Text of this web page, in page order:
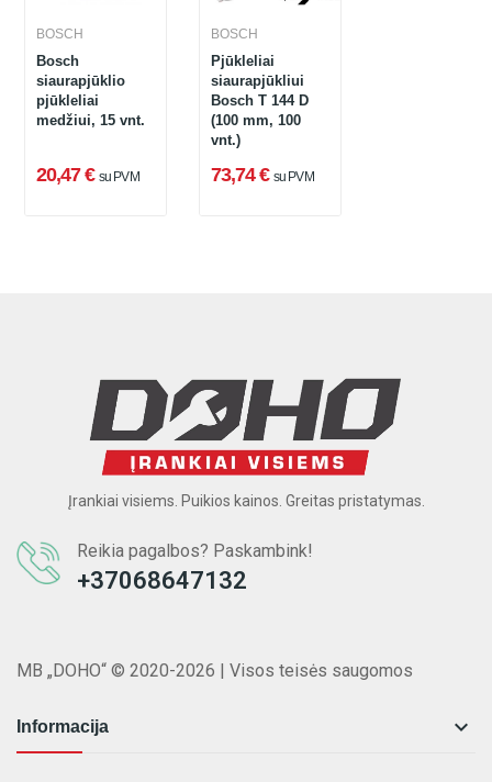
BOSCH
Bosch
siaurapjūklio
pjūkleliai
medžiui, 15 vnt.
20,47 € su PVM
BOSCH
Pjūkleliai
siaurapjūkliui
Bosch T 144 D
(100 mm, 100
vnt.)
73,74 € su PVM
Įrankiai visiems. Puikios kainos. Greitas pristatymas.
Reikia pagalbos? Paskambink!
+37068647132
MB „DOHO“ © 2020-2026 | Visos teisės saugomos
Informacija 